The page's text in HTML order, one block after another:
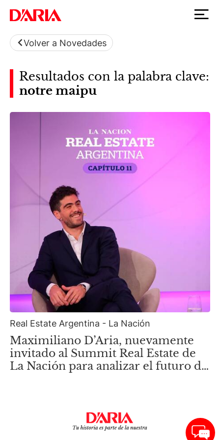
Volver a Novedades
Resultados con la palabra clave:
notre maipu
Real Estate Argentina - La Nación
Maximiliano D’Aria, nuevamente
invitado al Summit Real Estate de
La Nación para analizar el futuro de